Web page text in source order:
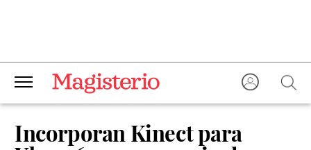
Incorporan Kinect para